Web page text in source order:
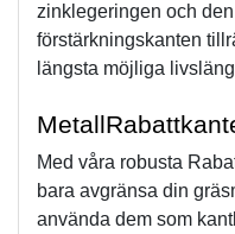
zinklegeringen och
förstärkningskanten
längsta möjliga
Med våra robusta
bara avgränsa din
använda dem som